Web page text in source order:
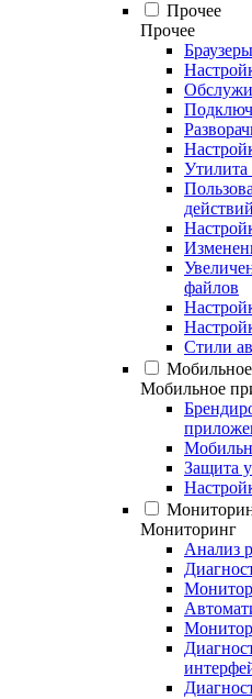
Прочее
Прочее
Утилита
действий
файлов
Стили
Мобильное
Защита
Мониторинг
Анализ